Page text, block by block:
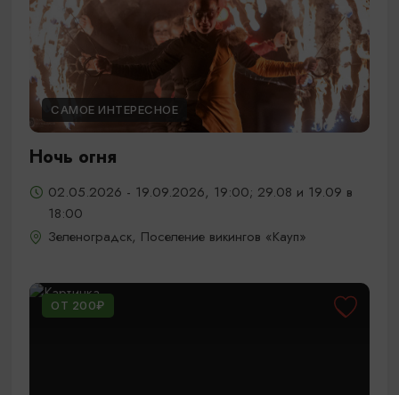
САМОЕ ИНТЕРЕСНОЕ
Ночь огня
02.05.2026 - 19.09.2026, 19:00; 29.08 и 19.09 в
18:00
Зеленоградск, Поселение викингов «Кауп»
ОТ 200₽